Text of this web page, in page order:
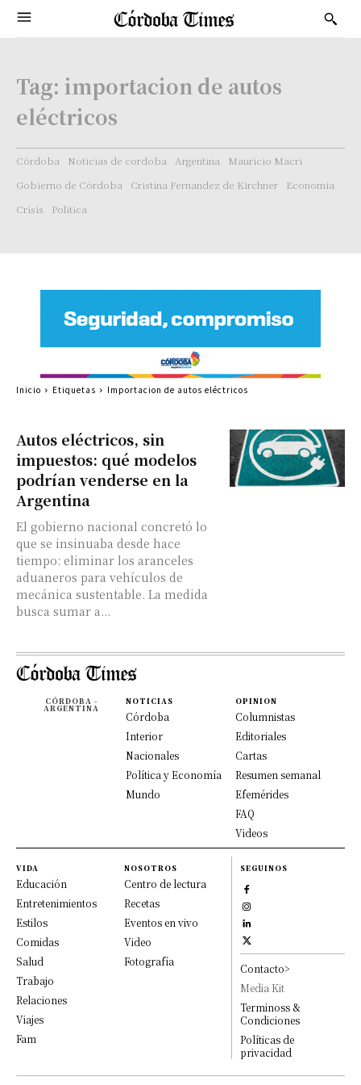
Tag: importacion de autos
eléctricos
Córdoba Noticias de cordoba Argentina
Mauricio Macri
Gobierno de Córdoba
Cristina Fernandez de Kirchner
Economía
Crisis
Politica
Autos eléctricos, sin
impuestos: qué modelos
podrían venderse en la
Argentina
El gobierno nacional concretó lo
que se insinuaba desde hace
tiempo: eliminar los aranceles
aduaneros para vehículos de
mecánica sustentable. La medida
busca sumar a...
Inicio Etiquetas Importacion de autos eléctricos
CÓRDOBA -
ARGENTINA
NOTICIAS
Córdoba
Interior
Nacionales
Política y Economía
Mundo
OPINION
Columnistas
Editoriales
Cartas
Resumen semanal
Efemérides
FAQ
Videos
VIDA
Educación
Entretenimientos
Estilos
Comidas
Salud
Trabajo
Relaciones
Viajes
Fam
NOSOTROS
Centro de lectura
Recetas
Eventos en vivo
Video
Fotografía
SEGUINOS
Contacto>
Media Kit
Terminoss &
Condiciones
Políticas de
privacidad